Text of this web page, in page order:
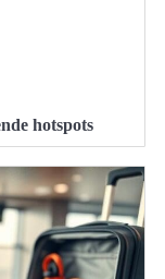
hotspots